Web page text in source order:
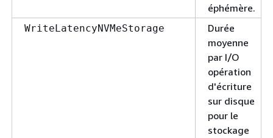
éphémère.
WriteLatencyNVMeStorage
Durée
moyenne
par I/O
opération
d'écriture
sur disque
pour le
stockage